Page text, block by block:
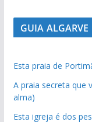
GUIA ALGARVE
Esta praia de
A praia secreta que
alma)
Esta igreja é dos